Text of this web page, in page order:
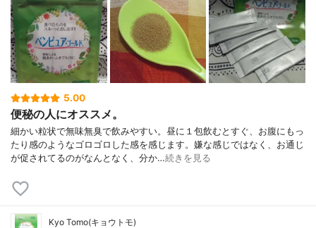
5.00
便秘の人にオススメ。
細かい粒状で無味無臭で飲みやすい。昼に１包飲むとすぐ、お腹にもっ
たり感のようなゴロゴロした感を感じます。嫌な感じではなく、お通じ
が促されてるのがなんとなく、分か…続きを見る
Kyo Tomo(キョウトモ)